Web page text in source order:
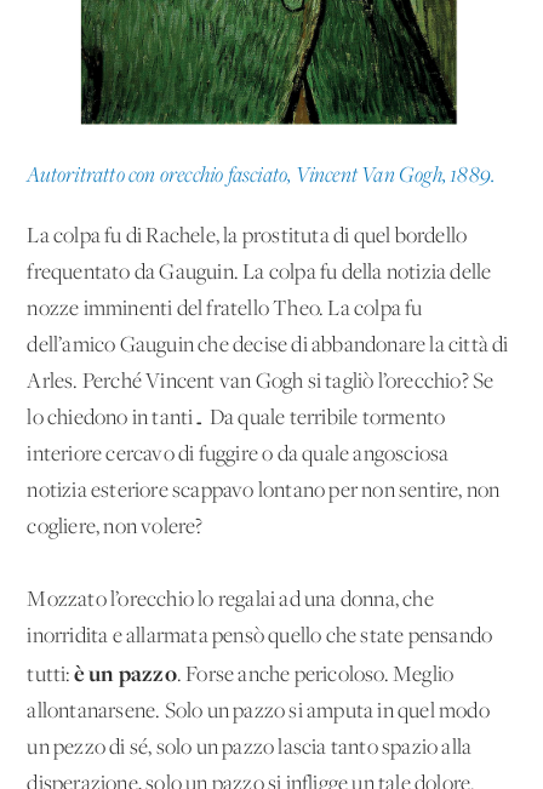
Autoritratto con orecchio fasciato, Vincent Van Gogh, 1889.
La colpa fu di Rachele, la prostituta di quel bordello
frequentato da Gauguin. La colpa fu della notizia delle
nozze imminenti del fratello Theo. La colpa fu
dell’amico Gauguin che decise di abbandonare la città di
Arles. Perché Vincent van Gogh si tagliò l’orecchio? Se
lo chiedono in tanti… Da quale terribile tormento
interiore cercavo di fuggire o da quale angosciosa
notizia esteriore scappavo lontano per non sentire, non
cogliere, non volere?
Mozzato l’orecchio lo regalai ad una donna, che
inorridita e allarmata pensò quello che state pensando
tutti: è un pazzo. Forse anche pericoloso. Meglio
allontanarsene. Solo un pazzo si amputa in quel modo
un pezzo di sé, solo un pazzo lascia tanto spazio alla